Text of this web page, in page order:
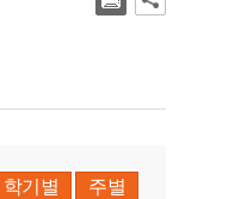
학기별 주별